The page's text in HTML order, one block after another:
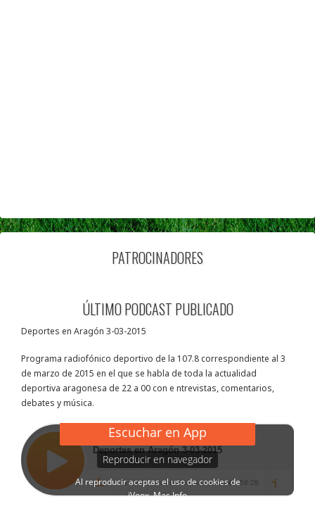
PATROCINADORES
ÚLTIMO PODCAST PUBLICADO
Deportes en Aragón 3-03-2015
Programa radiofónico deportivo de la 107.8 correspondiente al 3
de marzo de 2015 en el que se habla de toda la actualidad
deportiva aragonesa de 22 a 00 con e ntrevistas, comentarios,
debates y música.